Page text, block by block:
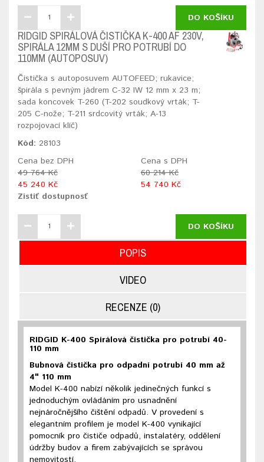
DO KOŠÍKU
RIDGID SPIRÁLOVÁ ČISTIČKA K-400 AF 230V,
SPIRÁLA 12MM S DUŠÍ PRO POTRUBÍ DO
110MM (AUTOPOSUV)
Čistička s autoposuvem AUTOFEED; rukavice;
špirála s pevným jádrem C-32 IW 12 mm x 23 m;
sada koncovek T-260 (T-202 soudkový vrták; T-
205 C-nože; T-211 srdcovitý vrták; A-13
rozpojovací klíč)
Kód: 28103
Cena bez DPH
49 764 Kč
45 240 Kč
Cena s DPH
60 214 Kč
54 740 Kč
Zistiť dostupnosť
DO KOŠÍKU
POPIS
VIDEO
RECENZE (0)
RIDGID K-400 Spirálová čistička pro potrubí 40-
110 mm
Bubnová čistička pro odpadní potrubí 40 mm až
4" 110 mm
Model K-400 nabízí několik jedinečných funkcí s
jednoduchým ovládáním pro usnadnění
nejnáročnějšího čištění odpadů. V provedení s
elegantním profilem je model K-400 vynikající
pomocník pro čističe odpadů, instalatéry, oddělení
údržby budov a firem zabývajících se správou
nemovitostí.